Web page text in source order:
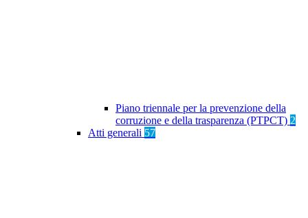
Piano triennale per la prevenzione della
corruzione e della trasparenza (PTPCT) 2
Atti generali 57